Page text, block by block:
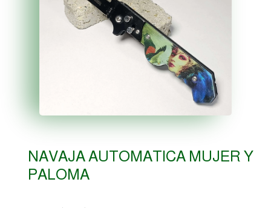
NAVAJA AUTOMATICA MUJER Y
PALOMA